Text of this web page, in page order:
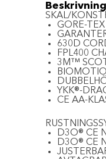
Beskrivning
SKAL/
GORE-
630D
FPL400
3M™
YKK®-
CE AA-
D3O® CE
D3O® CE